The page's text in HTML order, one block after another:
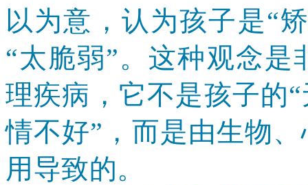
以为意，认为孩子是“
“太脆弱”。这种观念
理疾病，它不是孩子的
情不好”，而是由生物
用导致的。